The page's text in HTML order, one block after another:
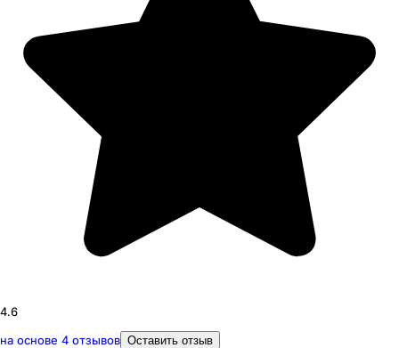
4.6
на основе 4 отзывов Оставить отзыв